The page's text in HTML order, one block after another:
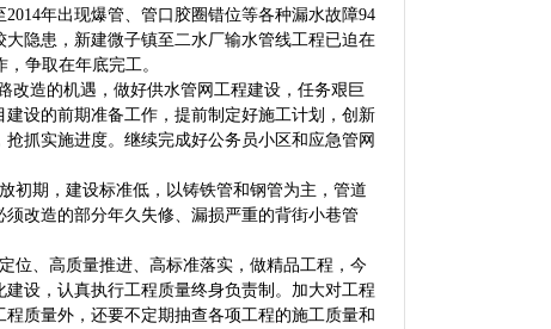
年出现爆管、管口胶圈错位等各种漏水故障94
隐患，新建微子镇至二水厂输水管线工程已迫在
争取在年底完工。
造的机遇，做好供水管网工程建设，任务艰巨
设的前期准备工作，提前制定好施工计划，创新
抓实施进度。继续完成好公务员小区和应急管网
期，建设标准低，以铸铁管和钢管为主，管道
改造的部分年久失修、漏损严重的背街小巷管
、高质量推进、高标准落实，做精品工程，今
设，认真执行工程质量终身负责制。加大对工程
质量外，还要不定期抽查各项工程的施工质量和